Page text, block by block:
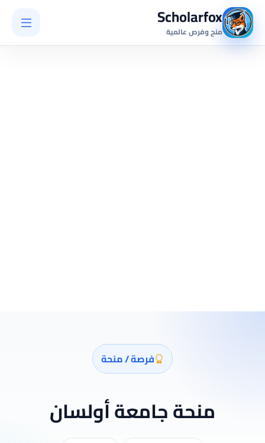
Scholarfox
منح وفرص عالمية
فرصة / منحة
منحة جامعة أولسان